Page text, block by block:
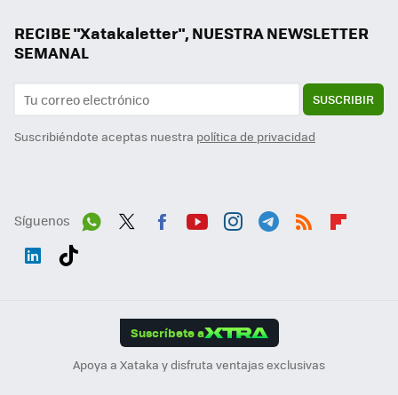
RECIBE "Xatakaletter", NUESTRA NEWSLETTER
SEMANAL
SUSCRIBIR
Suscribiéndote aceptas nuestra política de privacidad
Síguenos
Suscríbete a
Apoya a Xataka y disfruta ventajas exclusivas